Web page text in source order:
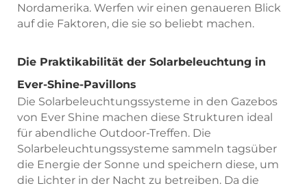
Nordamerika. Werfen wir einen genaueren Blick
auf die Faktoren, die sie so beliebt machen.
Die Praktikabilität der Solarbeleuchtung in
Ever-Shine-Pavillons
Die Solarbeleuchtungssysteme in den Gazebos
von Ever Shine machen diese Strukturen ideal
für abendliche Outdoor-Treffen. Die
Solarbeleuchtungssysteme sammeln tagsüber
die Energie der Sonne und speichern diese, um
die Lichter in der Nacht zu betreiben. Da die